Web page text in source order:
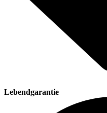
Lebendgarantie